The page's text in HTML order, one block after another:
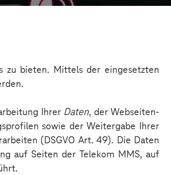
zu bieten. Mittels der eingesetzten
Ihrer Daten, der Webseiten-
sowie der Weitergabe Ihrer
(DSGVO Art. 49). Die Daten
auf Seiten der Telekom MMS, auf